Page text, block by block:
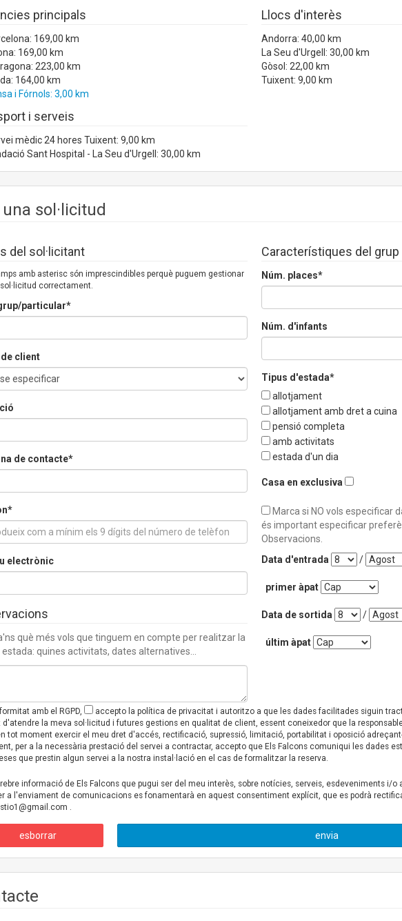
principals
169,00 km
169,00 km
223,00 km
164,00 km
i Fórnols: 3,00 km
i serveis
mèdic 24 hores Tuixent: 9,00 km
Sant Hospital - La Seu d'Urgell: 30,00 km
Llocs d'interès
Andorra: 40,00 km
La Seu d'Urgell: 30,00 km
Gòsol: 22,00 km
Tuixent: 9,00 km
una sol·licitud
del sol·licitant
amb asterisc són imprescindibles perquè puguem gestionar
sol·licitud correctament.
particular*
client
de contacte*
electrònic
què més vols que tinguem en compte per realitzar la
quines activitats, dates alternatives...
Característiques del
Núm. places*
Núm. d'infants
Tipus d'estada*
allotjament
allotjament amb dret a cuina
pensió completa
amb activitats
estada d'un dia
Casa en exclusiva
Marca si NO vols especificar
és important especificar
Observacions.
Data d'entrada
/
primer àpat
Data de sortida /
últim àpat
amb el RGPD,
accepto la política de privacitat i autoritzo a que les dades facilitades siguin
la meva sol·licitud i futures gestions en qualitat de client, essent coneixedor que la responsable
tot moment exercir el meu dret d'accés, rectificació, supressió, limitació, portabilitat i oposició
per a la necessària prestació del servei a contractar, accepto que Els Falcons comuniqui les dades
que prestin algun servei a la nostra instal·lació en el cas de formalitzar la reserva.
informació de Els Falcons que pugui ser del meu interès, sobre notícies, serveis, esdeveniments i/o
a l'enviament de comunicacions es fonamentarà en aquest consentiment explícit, que es podrà
.
esborrar envia